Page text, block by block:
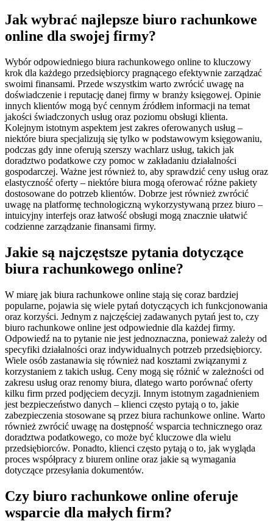
Jak wybrać najlepsze biuro rachunkowe
online dla swojej firmy?
Wybór odpowiedniego biura rachunkowego online to kluczowy
krok dla każdego przedsiębiorcy pragnącego efektywnie zarządzać
swoimi finansami. Przede wszystkim warto zwrócić uwagę na
doświadczenie i reputację danej firmy w branży księgowej. Opinie
innych klientów mogą być cennym źródłem informacji na temat
jakości świadczonych usług oraz poziomu obsługi klienta.
Kolejnym istotnym aspektem jest zakres oferowanych usług –
niektóre biura specjalizują się tylko w podstawowym księgowaniu,
podczas gdy inne oferują szerszy wachlarz usług, takich jak
doradztwo podatkowe czy pomoc w zakładaniu działalności
gospodarczej. Ważne jest również to, aby sprawdzić ceny usług oraz
elastyczność oferty – niektóre biura mogą oferować różne pakiety
dostosowane do potrzeb klientów. Dobrze jest również zwrócić
uwagę na platformę technologiczną wykorzystywaną przez biuro –
intuicyjny interfejs oraz łatwość obsługi mogą znacznie ułatwić
codzienne zarządzanie finansami firmy.
Jakie są najczęstsze pytania dotyczące
biura rachunkowego online?
W miarę jak biura rachunkowe online stają się coraz bardziej
popularne, pojawia się wiele pytań dotyczących ich funkcjonowania
oraz korzyści. Jednym z najczęściej zadawanych pytań jest to, czy
biuro rachunkowe online jest odpowiednie dla każdej firmy.
Odpowiedź na to pytanie nie jest jednoznaczna, ponieważ zależy od
specyfiki działalności oraz indywidualnych potrzeb przedsiębiorcy.
Wiele osób zastanawia się również nad kosztami związanymi z
korzystaniem z takich usług. Ceny mogą się różnić w zależności od
zakresu usług oraz renomy biura, dlatego warto porównać oferty
kilku firm przed podjęciem decyzji. Innym istotnym zagadnieniem
jest bezpieczeństwo danych – klienci często pytają o to, jakie
zabezpieczenia stosowane są przez biura rachunkowe online. Warto
również zwrócić uwagę na dostępność wsparcia technicznego oraz
doradztwa podatkowego, co może być kluczowe dla wielu
przedsiębiorców. Ponadto, klienci często pytają o to, jak wygląda
proces współpracy z biurem online oraz jakie są wymagania
dotyczące przesyłania dokumentów.
Czy biuro rachunkowe online oferuje
wsparcie dla małych firm?